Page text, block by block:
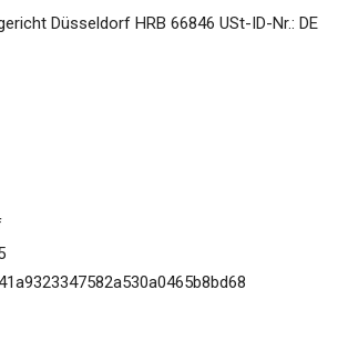
Düsseldorf HRB 66846 USt-ID-Nr.: DE